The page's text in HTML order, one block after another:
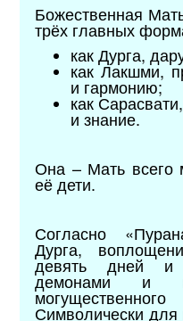
Божественная
трёх главных
как Дурга,
как Лакшми,
и гармонию;
как
и знание.
Она – Мать всего
её дети.
Согласно
Дурга,
девять дней и
демонами и
Символически для